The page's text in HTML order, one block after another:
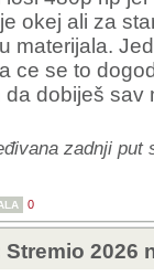
okej ali za
materijala.
ce se to
da dobiješ sav
zadnji put
0
Stremio 2026